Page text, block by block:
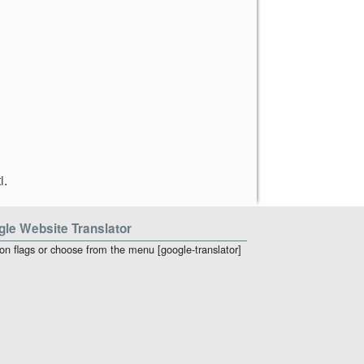
.
Website Translator
flags or choose from the menu [google-translator]